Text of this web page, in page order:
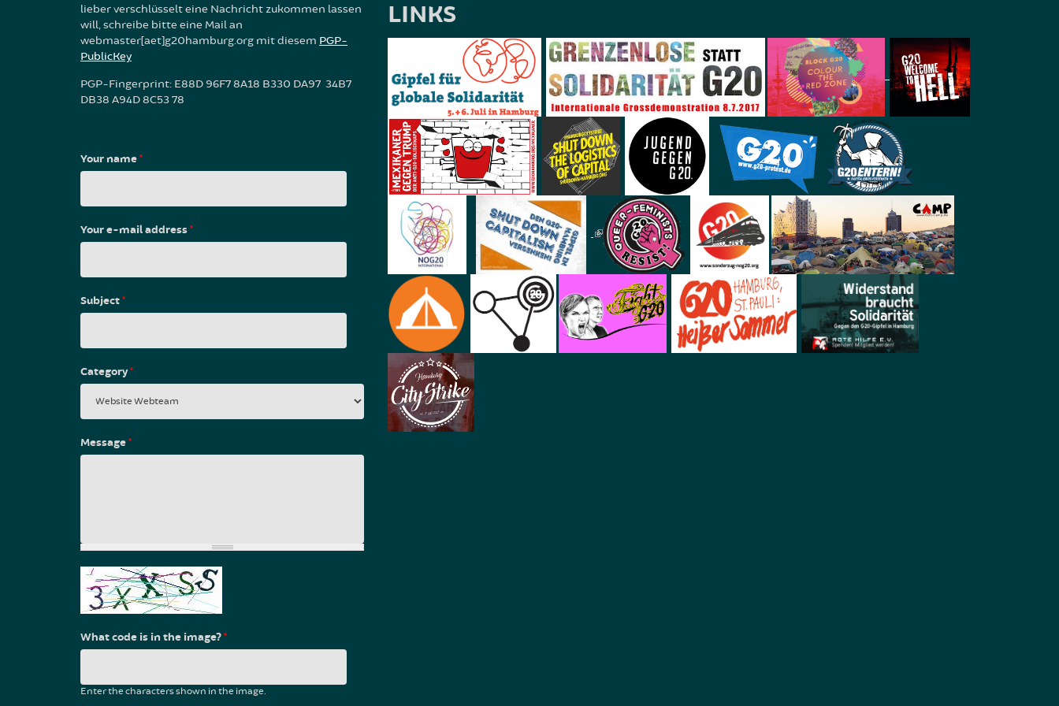
lieber verschlüsselt eine Nachricht zukommen lassen
will, schreibe bitte eine Mail an
webmaster[aet]g20hamburg.org mit diesem PGP-
PublicKey
PGP-Fingerprint: E88D 96F7 8A18 B330 DA97 34B7
DB38 A94D 8C53 78
Your name*
Your e-mail address*
Subject*
Category*
Message*
What code is in the image?*
Enter the characters shown in the image.
LINKS